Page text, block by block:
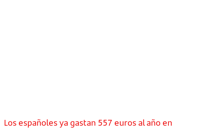
Los españoles ya gastan 557 euros al año en